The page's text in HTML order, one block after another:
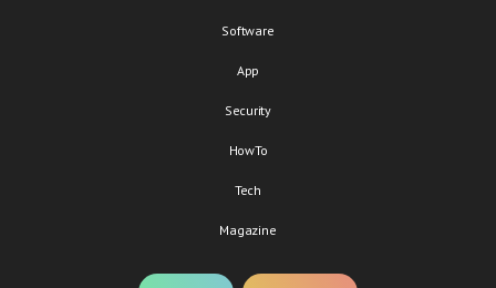
Software
App
Security
HowTo
Tech
Magazine